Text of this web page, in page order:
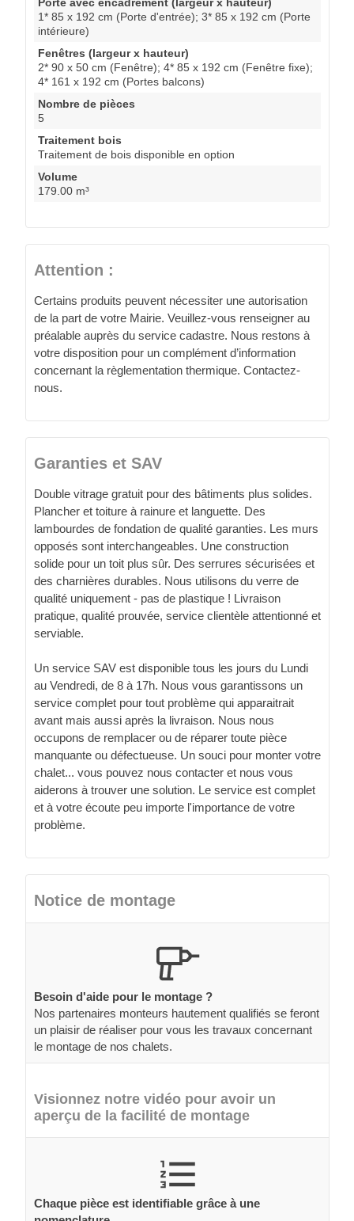
1* 85 x 192 cm (Porte d'entrée); 3* 85 x 192 cm (Porte
intérieure)
Fenêtres (largeur x hauteur)
2* 90 x 50 cm (Fenêtre); 4* 85 x 192 cm (Fenêtre fixe);
4* 161 x 192 cm (Portes balcons)
Nombre de pièces
5
Traitement bois
Traitement de bois disponible en option
Volume
179.00 m³
Attention :
Certains produits peuvent nécessiter une autorisation
de la part de votre Mairie. Veuillez-vous renseigner au
préalable auprès du service cadastre. Nous restons à
votre disposition pour un complément d’information
concernant la règlementation thermique. Contactez-
nous.
Garanties et SAV
Double vitrage gratuit pour des bâtiments plus solides.
Plancher et toiture à rainure et languette. Des
lambourdes de fondation de qualité garanties. Les murs
opposés sont interchangeables. Une construction
solide pour un toit plus sûr. Des serrures sécurisées et
des charnières durables. Nous utilisons du verre de
qualité uniquement - pas de plastique ! Livraison
pratique, qualité prouvée, service clientèle attentionné et
serviable.
Un service SAV est disponible tous les jours du Lundi
au Vendredi, de 8 à 17h. Nous vous garantissons un
service complet pour tout problème qui apparaitrait
avant mais aussi après la livraison. Nous nous
occupons de remplacer ou de réparer toute pièce
manquante ou défectueuse. Un souci pour monter votre
chalet... vous pouvez nous contacter et nous vous
aiderons à trouver une solution. Le service est complet
et à votre écoute peu importe l'importance de votre
problème.
Notice de montage
Besoin d'aide pour le montage ?
Nos partenaires monteurs hautement qualifiés se feront
un plaisir de réaliser pour vous les travaux concernant
le montage de nos chalets.
Visionnez notre vidéo pour avoir un
aperçu de la facilité de montage
Chaque pièce est identifiable grâce à une